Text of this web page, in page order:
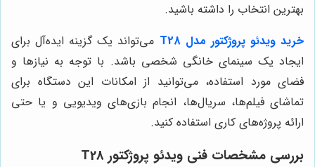
بهترین انتخاب را داشته باشید.
خرید ویدئو پروژکتور مدل T28
می‌تواند یک گزینه ایده‌آل برای
ایجاد یک سینمای خانگی شخصی باشد. با توجه به نیازها و
فضای مورد استفاده، می‌توانید از امکانات این دستگاه برای
تماشای فیلم‌ها، سریال‌ها، انجام بازی‌های ویدیویی و یا حتی
ارائه پروژه‌های کاری استفاده کنید.
بررسی مشخصات فنی ویدئو پروژکتور T28